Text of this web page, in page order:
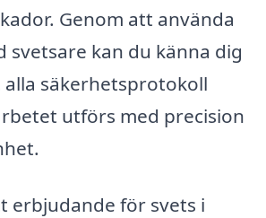
Genom att använda
svetsare kan du känna dig
säkerhetsprotokoll
utförs med precision
erbjudande för svets i